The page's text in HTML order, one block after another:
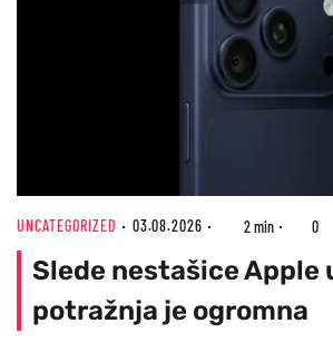
UNCATEGORIZED 03.08.2026 2 min 0
Slede nestašice Apple
potražnja je ogromna